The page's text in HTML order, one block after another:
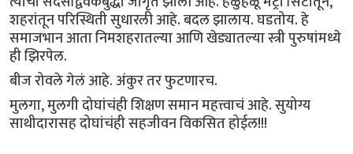
शहरांतून परिस्थिती सुधारली आहे. बदल झालाय. घडतोय. हे
समाजभान आता निमशहरातल्या आणि खेड्यातल्या स्त्री पुरुषांमध्ये
ही झिरपेल.
बीज रोवले गेलं आहे. अंकुर तर फुटणारच.
मुलगा, मुलगी दोघांचंही शिक्षण समान महत्त्वाचं आहे. सुयोग्य
साथीदारासह दोघांचंही सहजीवन विकसित होईल!!!